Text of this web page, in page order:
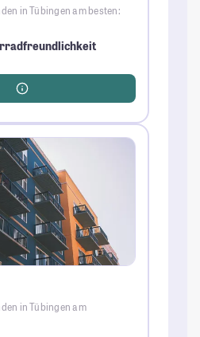
in Tübingen am besten:
in Tübingen am